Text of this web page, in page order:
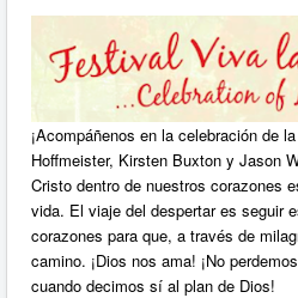
¡Acompáñenos en la celebración de
Hoffmeister, Kirsten Buxton y Jason
Cristo dentro de nuestros corazones
vida. El viaje del despertar es seguir
corazones para que, a través de
camino. ¡Dios nos ama! ¡No
cuando decimos sí al plan de Dios!